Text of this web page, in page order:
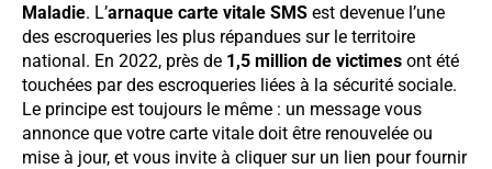
Maladie. L’arnaque carte vitale SMS est devenue l’une
des escroqueries les plus répandues sur le territoire
national. En 2022, près de 1,5 million de victimes ont été
touchées par des escroqueries liées à la sécurité sociale.
Le principe est toujours le même : un message vous
annonce que votre carte vitale doit être renouvelée ou
mise à jour, et vous invite à cliquer sur un lien pour fournir